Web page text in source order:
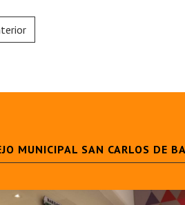
MUNICIPAL SAN CARLOS DE